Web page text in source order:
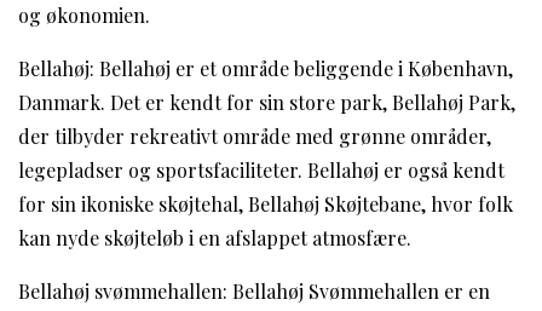
og økonomien.
Bellahøj: Bellahøj er et område beliggende i København,
Danmark. Det er kendt for sin store park, Bellahøj Park,
der tilbyder rekreativt område med grønne områder,
legepladser og sportsfaciliteter. Bellahøj er også kendt
for sin ikoniske skøjtehal, Bellahøj Skøjtebane, hvor folk
kan nyde skøjteløb i en afslappet atmosfære.
Bellahøj svømmehallen: Bellahøj Svømmehallen er en